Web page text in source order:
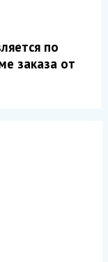
по
заказа от